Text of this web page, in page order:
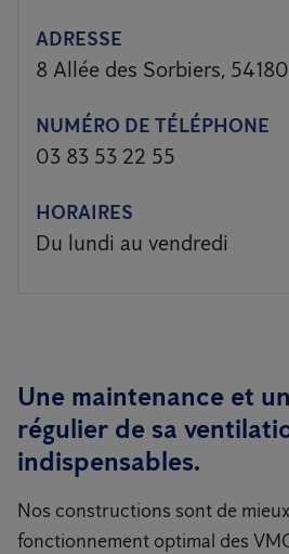
ADRESSE
8 Allée des Sorbiers,
NUMÉRO DE TÉLÉPHONE
03 83 53 22 55
HORAIRES
Du lundi au vendredi
Une maintenance et
régulier de sa
indispensables.
Nos constructions sont de
fonctionnement optimal des